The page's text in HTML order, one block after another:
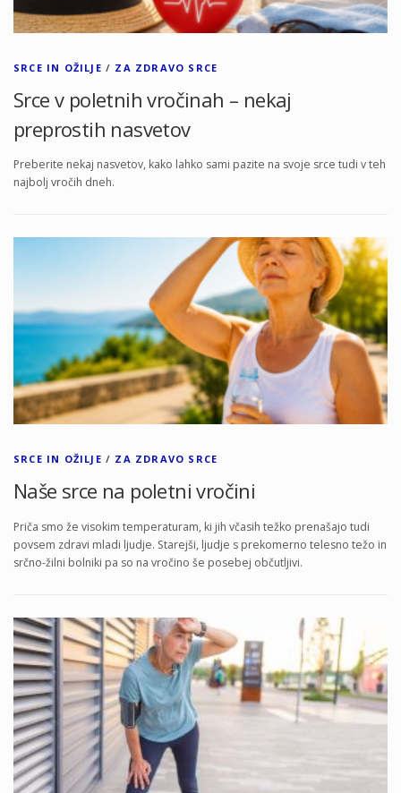
SRCE IN OŽILJE / ZA ZDRAVO SRCE
Srce v poletnih vročinah – nekaj
preprostih nasvetov
Preberite nekaj nasvetov, kako lahko sami pazite na svoje srce tudi v teh
najbolj vročih dneh.
SRCE IN OŽILJE / ZA ZDRAVO SRCE
Naše srce na poletni vročini
Priča smo že visokim temperaturam, ki jih včasih težko prenašajo tudi
povsem zdravi mladi ljudje. Starejši, ljudje s prekomerno telesno težo in
srčno-žilni bolniki pa so na vročino še posebej občutljivi.